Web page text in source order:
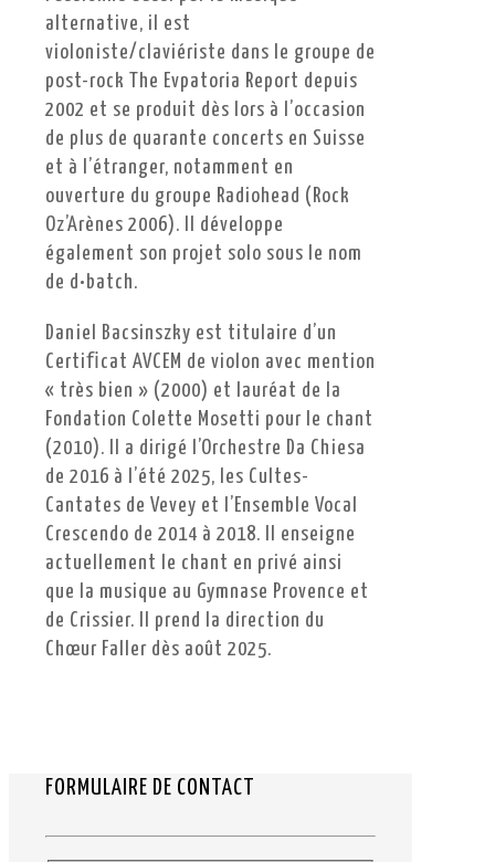
alternative, il est
violoniste/claviériste dans le groupe de
post-rock The Evpatoria Report depuis
2002 et se produit dès lors à l’occasion
de plus de quarante concerts en Suisse
et à l’étranger, notamment en
ouverture du groupe Radiohead (Rock
Oz’Arènes 2006). Il développe
également son projet solo sous le nom
de d•batch.
Daniel Bacsinszky est titulaire d’un
Certiﬁcat AVCEM de violon avec mention
« très bien » (2000) et lauréat de la
Fondation Colette Mosetti pour le chant
(2010). Il a dirigé l’Orchestre Da Chiesa
de 2016 à l’été 2025, les Cultes-
Cantates de Vevey et l’Ensemble Vocal
Crescendo de 2014 à 2018. Il enseigne
actuellement le chant en privé ainsi
que la musique au Gymnase Provence et
de Crissier. Il prend la direction du
Chœur Faller dès août 2025.
FORMULAIRE DE CONTACT